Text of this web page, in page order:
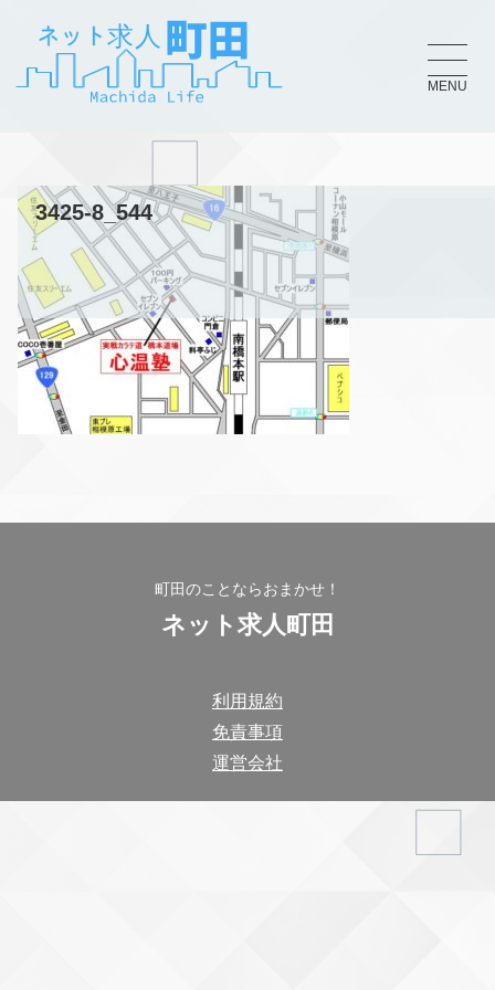
MENU
3425-8_544
町田のことならおまかせ！
ネット求人町田
利用規約
免責事項
運営会社